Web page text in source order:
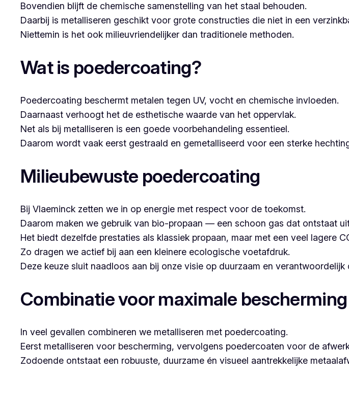
Bovendien blijft de chemische samenstelling van het staal behouden.
Daarbij is metalliseren geschikt voor grote constructies die niet in een
Niettemin is het ook milieuvriendelijker dan traditionele methoden.
Wat is poedercoating?
Poedercoating beschermt metalen tegen UV, vocht en chemische invloeden.
Daarnaast verhoogt het de esthetische waarde van het oppervlak.
Net als bij metalliseren is een goede voorbehandeling essentieel.
Daarom wordt vaak eerst gestraald en gemetalliseerd voor een sterke
Milieubewuste poedercoating
Bij Vlaeminck zetten we in op energie met respect voor de toekomst.
Daarom maken we gebruik van bio-propaan — een schoon gas dat ontstaat
Het biedt dezelfde prestaties als klassiek propaan, maar met een veel lagere
Zo dragen we actief bij aan een kleinere ecologische voetafdruk.
Deze keuze sluit naadloos aan bij onze visie op duurzaam en verantwoordelijk
Combinatie voor maximale bescherming
In veel gevallen combineren we metalliseren met poedercoating.
Eerst metalliseren voor bescherming, vervolgens poedercoaten voor de
Zodoende ontstaat een robuuste, duurzame én visueel aantrekkelijke